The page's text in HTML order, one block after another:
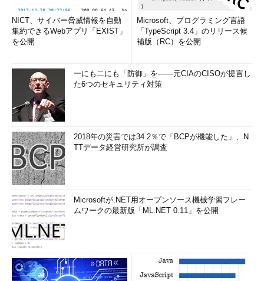
NICT、サイバー脅威情報を自動
集約できるWebアプリ「EXIST」
を公開
Microsoft、プログラミング言語
「TypeScript 3.4」のリリース候
補版（RC）を公開
一にも二にも「防御」を――元CIAのCISOが提言し
た6つのセキュリティ対策
2018年の災害では34.2％で「BCPが機能した」、N
TTデータ経営研究所が調査
Microsoftが.NET用オープンソース機械学習フレー
ムワークの最新版「ML.NET 0.11」を公開